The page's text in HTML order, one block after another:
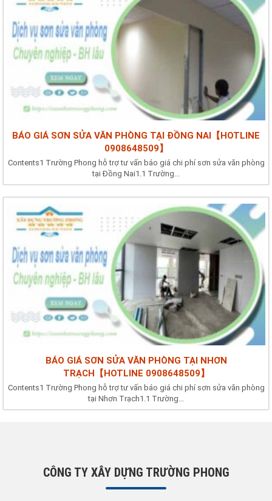
BÁO GIÁ SƠN SỬA VĂN PHÒNG TẠI ĐỒNG NAI【HOTLINE
0908648509】
Contents1 Trường Phong hỗ trợ tư vấn báo giá chi phí sơn sửa văn phòng
tại Đồng Nai1.1 Trường...
BÁO GIÁ SƠN SỬA VĂN PHÒNG TẠI NHƠN
TRẠCH【HOTLINE 0908648509】
Contents1 Trường Phong hỗ trợ tư vấn báo giá chi phí sơn sửa văn phòng
tại Nhơn Trạch1.1 Trường...
CÔNG TY XÂY DỰNG TRƯỜNG PHONG